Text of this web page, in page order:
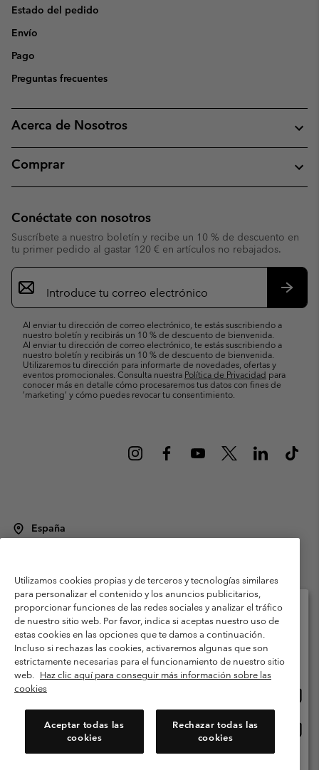
Estado del pedido
Envío
Pago
Preguntas frecuentes
Acerca de Nosotros
Comprar
Conéctate con nosotros
Suscríbete a nuestro boletín y recibe un 10 % de descuento en
tu primer pedido al gastar 120 € en artículos no rebajados.
Suscripción
de
correo
Al enviar tu dirección de correo electrónico, te estás suscribiendo a
nuestro boletín y recibirás un 10 % de descuento de bienvenida.
Al enviar tu dirección de correo electrónico, te estás suscribiendo a
nuestro boletín y recibirás un 10 % de descuento de bienvenida.
Utilizaremos tu dirección para informarte de novedades, ofertas y
eventos promocionales. Consulta nuestra Política de Privacidad para
conocer más en detalle cómo procesaremos tus datos con fines de
’marketing’ y cómo puedes revocar tu consentimiento.
España
Condiciones de uso
Terminos de Venta
Garantía
Política de Privacidad
Términos y condiciones del programa de miembros
Términos De Uso Del Contenido Generado Por Los Usuarios
Impressum
Cookies Public CBCR
Utilizamos cookies propias y de terceros y tecnologías similares
para personalizar el contenido y los anuncios publicitarios,
proporcionar funciones de las redes sociales y analizar el tráfico
de nuestro sitio web. Por favor, indica si aceptas nuestro uso de
estas cookies en las opciones que te damos a continuación.
Incluso si rechazas las cookies, activaremos algunas que son
estrictamente necesarias para el funcionamiento de nuestro sitio
web. Haz clic aquí para conseguir más información sobre las
cookies
Aceptar todas las
cookies
Rechazar todas las
cookies
Selecciona tu país e idioma envío
Compras en línea disponibles
línea
España